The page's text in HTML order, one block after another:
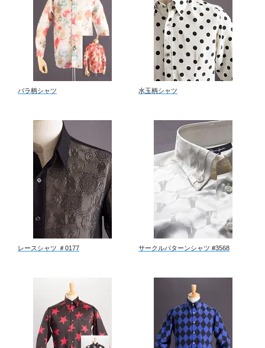
バラ柄シャツ 水玉柄シャツ
レースシャツ ＃0177 サークルパターンシャツ #3568